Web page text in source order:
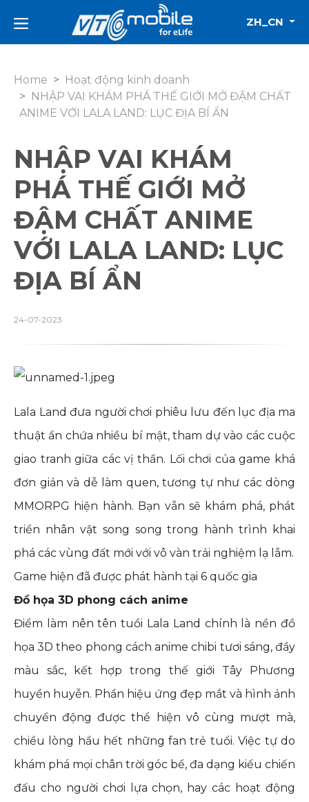
ZH_CN
Home
Hoạt động kinh doanh
NHẬP VAI KHÁM PHÁ THẾ GIỚI MỞ ĐẬM CHẤT
ANIME VỚI LALA LAND: LỤC ĐỊA BÍ ẨN
NHẬP VAI KHÁM
PHÁ THẾ GIỚI MỞ
ĐẬM CHẤT ANIME
VỚI LALA LAND: LỤC
ĐỊA BÍ ẨN
24-07-2023
Lala Land đưa người chơi phiêu lưu đến lục địa ma
thuật ẩn chứa nhiều bí mật, tham dự vào các cuộc
giao tranh giữa các vị thần. Lối chơi của game khá
đơn giản và dễ làm quen, tương tự như các dòng
MMORPG hiện hành. Bạn vẫn sẽ khám phá, phát
triển nhân vật song song trong hành trình khai
phá các vùng đất mới với vô vàn trải nghiệm lạ lẫm.
Game hiện đã được phát hành tại 6 quốc gia
Đồ họa 3D phong cách anime
Điểm làm nên tên tuổi Lala Land chính là nền đồ
họa 3D theo phong cách anime chibi tươi sáng, đầy
màu sắc, kết hợp trong thế giới Tây Phương
huyền huyễn. Phần hiệu ứng đẹp mắt và hình ảnh
chuyển động được thể hiện vô cùng mượt mà,
chiều lòng hầu hết những fan trẻ tuổi. Việc tự do
khám phá mọi chân trời góc bể, đa dạng kiểu chiến
đấu cho người chơi lựa chọn, hay các hoạt động